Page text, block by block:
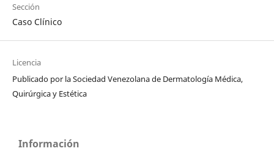
Sección
Caso Clínico
Licencia
Publicado por la Sociedad Venezolana de Dermatología Médica,
Quirúrgica y Estética
Información